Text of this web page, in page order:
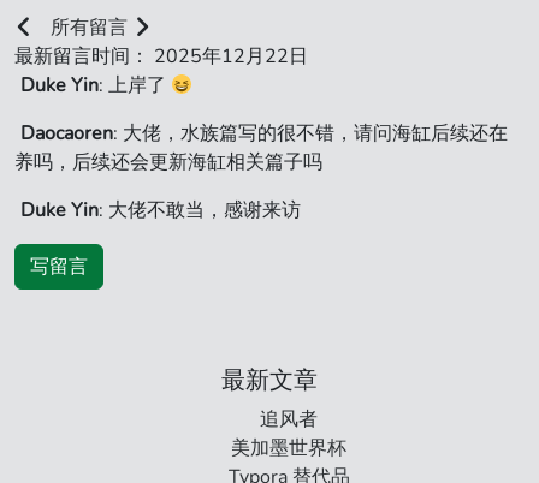
所有留言
最新留言时间： 2025年12月22日
Duke Yin: 上岸了
Daocaoren: 大佬，水族篇写的很不错，请问海缸后续还在
养吗，后续还会更新海缸相关篇子吗
Duke Yin: 大佬不敢当，感谢来访
写留言
最新文章
追风者
美加墨世界杯
Typora 替代品